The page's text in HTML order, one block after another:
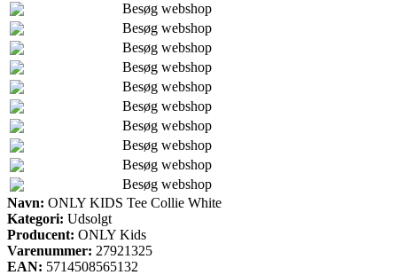
Besøg webshop
Besøg webshop
Besøg webshop
Besøg webshop
Besøg webshop
Besøg webshop
Besøg webshop
Besøg webshop
Besøg webshop
Besøg webshop
Navn: ONLY KIDS Tee Collie White
Kategori: Udsolgt
Producent: ONLY Kids
Varenummer: 27921325
EAN: 5714508565132